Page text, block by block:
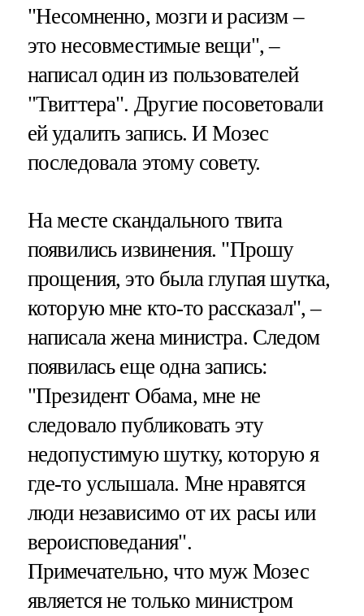
"Несомненно, мозги и расизм –
это несовместимые вещи", –
написал один из пользователей
"Твиттера". Другие посоветовали
ей удалить запись. И Мозес
последовала этому совету.
На месте скандального твита
появились извинения. "Прошу
прощения, это была глупая шутка,
которую мне кто-то рассказал", –
написала жена министра. Следом
появилась еще одна запись:
"Президент Обама, мне не
следовало публиковать эту
недопустимую шутку, которую я
где-то услышала. Мне нравятся
люди независимо от их расы или
вероисповедания".
Примечательно, что муж Мозес
является не только министром